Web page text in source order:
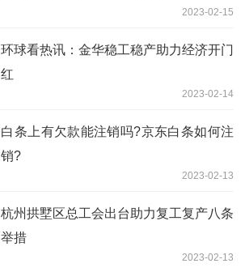
2023-02-15
环球看热讯：金华稳工稳产助力经济开门
红
2023-02-14
​白条上有欠款能注销吗?京东白条如何注
销?
2023-02-13
杭州拱墅区总工会出台助力复工复产八条
举措
2023-02-13